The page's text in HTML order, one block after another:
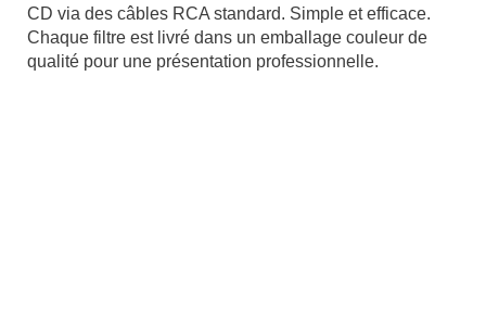
CD via des câbles RCA standard. Simple et efficace.
Chaque filtre est livré dans un emballage couleur de
qualité pour une présentation professionnelle.